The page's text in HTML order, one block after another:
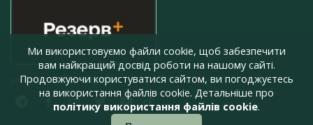
press@armyinform.com.ua
Ми використовуємо файли cookie, щоб забезпечити
вам найкращий досвід роботи на нашому сайті.
Продовжуючи користуватися сайтом, ви погоджуєтесь
на використання файлів cookie. Детальніше про
політику використання файлів cookie.